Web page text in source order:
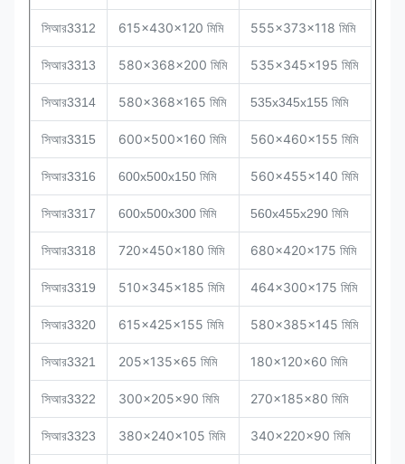
সিআর3312 615x430x120 মিমি 555x373x118 মিমি
সিআর3313 580x368x200 মিমি 535x345x195 মিমি
সিআর3314 580x368x165 মিমি 535x345x155 মিমি
সিআর3315 600x500x160 মিমি 560x460x155 মিমি
সিআর3316 600x500x150 মিমি 560x455x140 মিমি
সিআর3317 600x500x300 মিমি 560x455x290 মিমি
সিআর3318 720x450x180 মিমি 680x420x175 মিমি
সিআর3319 510x345x185 মিমি 464x300x175 মিমি
সিআর3320 615x425x155 মিমি 580x385x145 মিমি
সিআর3321 205x135x65 মিমি 180x120x60 মিমি
সিআর3322 300x205x90 মিমি 270x185x80 মিমি
সিআর3323 380x240x105 মিমি 340x220x90 মিমি